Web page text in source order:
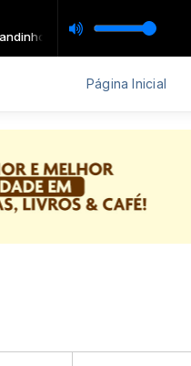
_Faz_Chover
Página Inicial